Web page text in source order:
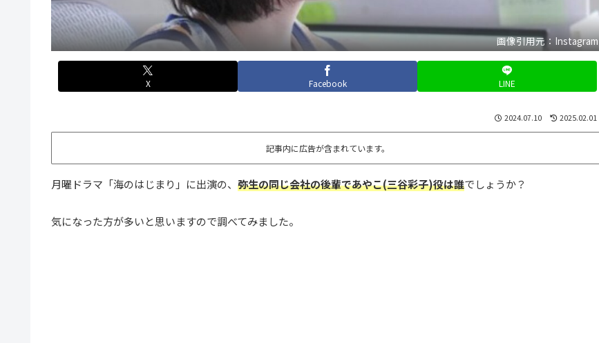
画像引用元：Instagram
X Facebook LINE
2024.07.10 2025.02.01
記事内に広告が含まれています。
月曜ドラマ「海のはじまり」に出演の、 弥生の同じ会社の後輩であやこ(三谷彩子)役は誰でしょうか？
気になった方が多いと思いますので調べてみました。